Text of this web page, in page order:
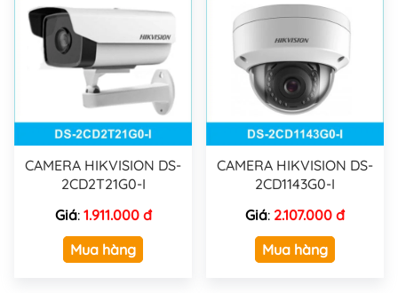
CAMERA HIKVISION DS-
2CD2T21G0-I
Giá: 1.911.000 đ
Mua hàng
CAMERA HIKVISION DS-
2CD1143G0-I
Giá: 2.107.000 đ
Mua hàng